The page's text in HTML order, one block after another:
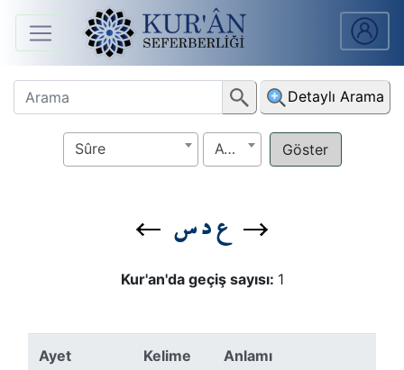
Anasayfa
Sûreler
Arapça
Kur'ân
Seferberliği
Detaylı Arama
Sûre Ayet
ع د س
Kur'an'da geçiş sayısı: 1
Ayet Kelime Anlamı